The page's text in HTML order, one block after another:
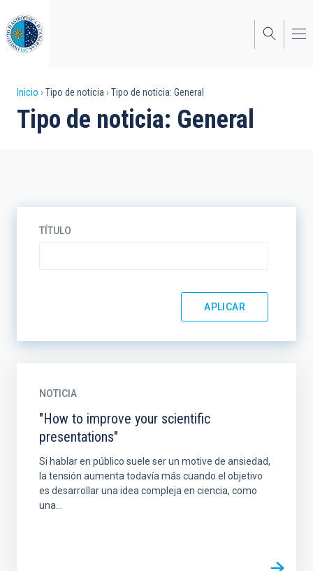
al
contenido
principal
Sobrescribir
enlaces
navegación
Inicio Tipo de noticia Tipo de noticia: General
Tipo de noticia: General
TÍTULO
NOTICIA
"How to improve your scientific
presentations"
Si hablar en público suele ser un motive de ansiedad,
la tensión aumenta todavía más cuando el objetivo
es desarrollar una idea compleja en ciencia, como
una...